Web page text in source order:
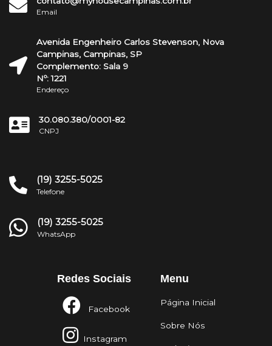
Email
Avenida Engenheiro Carlos Stevenson, Nova
Campinas, Campinas, SP
Complemento: Sala 9
Nº: 1221
Endereço
30.080.380/0001-82
CNPJ
(19) 3255-5025
Telefone
(19) 3255-5025
WhatsApp
Redes Sociais
Facebook
Instagram
Menu
Página Inicial
Sobre Nós